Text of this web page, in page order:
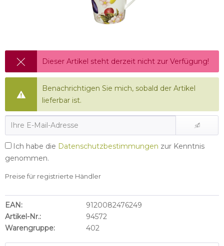
Dieser Artikel steht derzeit nicht zur Verfügung!
Benachrichtigen Sie mich, sobald der Artikel
lieferbar ist.
Ich habe die Datenschutzbestimmungen zur Kenntnis
genommen.
Preise für registrierte Händler
EAN:
9120082476249
Artikel-Nr.:
94572
Warengruppe:
402